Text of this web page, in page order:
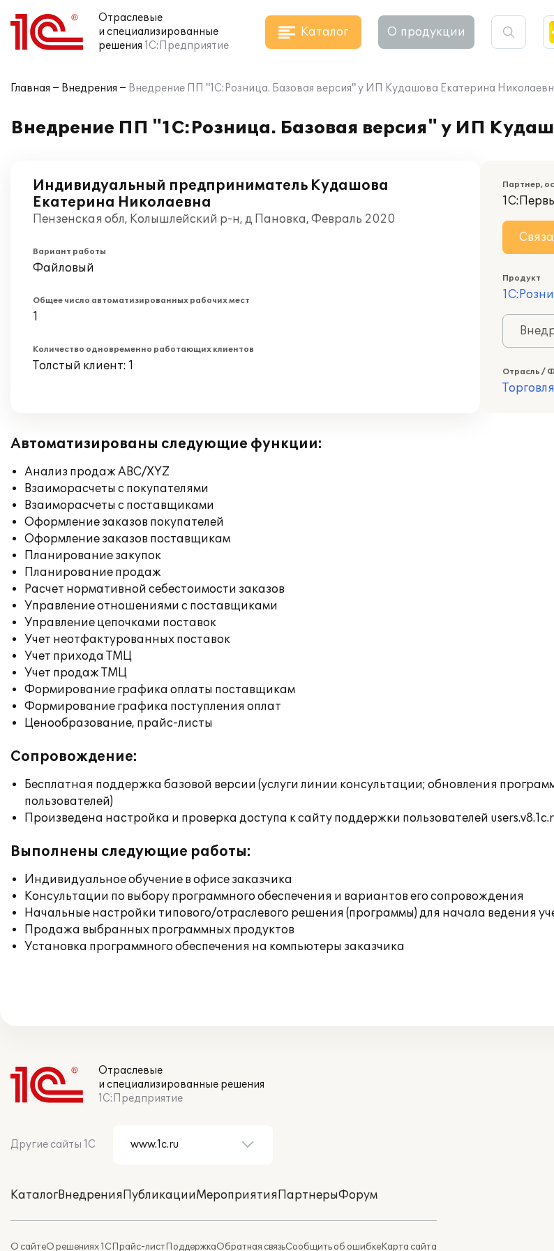
Отраслевые
и специализированные
решения 1С:Предприятие
Каталог О продукции
Главная Внедрения Внедрение ПП "1С:Розница. Базовая версия" у ИП Кудашова Екатерина
Внедрение ПП "1С:Розница. Базовая версия" у ИП
Индивидуальный предприниматель Кудашова
Екатерина Николаевна
Пензенская обл, Колышлейский р-н, д Пановка, Февраль 2020
Вариант работы
Файловый
Общее число автоматизированных рабочих мест
1
Количество одновременно работающих клиентов
Толстый клиент: 1
Партнер,
Продукт
Отрасль /
Торговля
Автоматизированы следующие функции:
Анализ продаж ABC/XYZ
Взаиморасчеты с покупателями
Взаиморасчеты с поставщиками
Оформление заказов покупателей
Оформление заказов поставщикам
Планирование закупок
Планирование продаж
Расчет нормативной себестоимости заказов
Управление отношениями с поставщиками
Управление цепочками поставок
Учет неотфактурованных поставок
Учет прихода ТМЦ
Учет продаж ТМЦ
Формирование графика оплаты поставщикам
Формирование графика поступления оплат
Ценообразование, прайс-листы
Сопровождение:
Бесплатная поддержка базовой версии (услуги линии консультации; обновления
пользователей)
Произведена настройка и проверка доступа к сайту поддержки пользователей
Выполнены следующие работы:
Индивидуальное обучение в офисе заказчика
Консультации по выбору программного обеспечения и вариантов его сопровождения
Начальные настройки типового/отраслевого решения (программы) для начала ведения
Продажа выбранных программных продуктов
Установка программного обеспечения на компьютеры заказчика
Отраслевые
и специализированные решения
1С:Предприятие
Другие сайты 1С
КаталогВнедренияПубликацииМероприятияПартнерыФорум
О сайтеО решениях 1СПрайс-листПоддержкаОбратная связьСообщить об ошибкеКарта сайта